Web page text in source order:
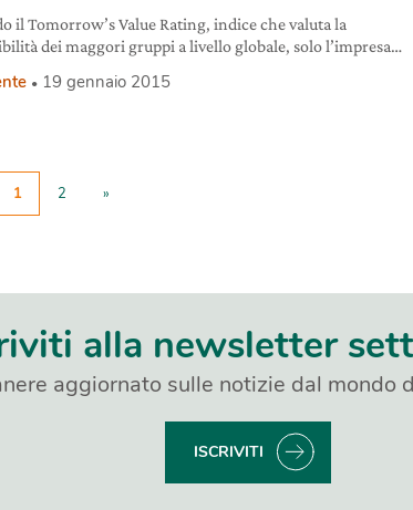
il Tomorrow’s Value Rating, indice che valuta la
dei maggori gruppi a livello globale, solo l’impresa
19 gennaio 2015
1 2 »
alla newsletter
aggiornato sulle notizie dal mondo
ISCRIVITI